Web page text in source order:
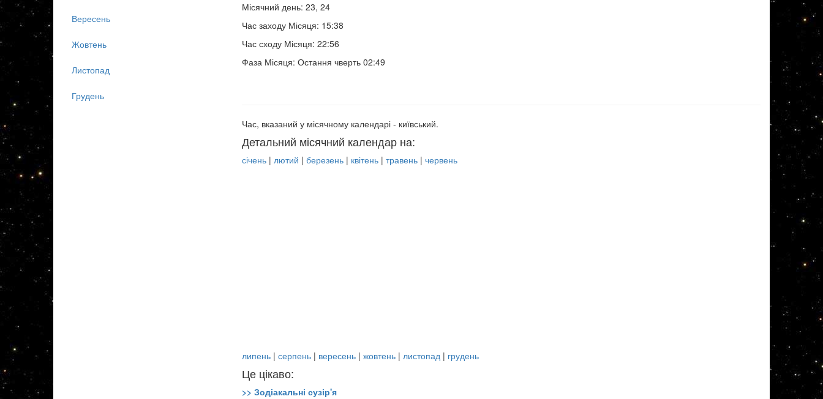
Місячний день: 23, 24
Час заходу Місяця: 15:38
Час сходу Місяця: 22:56
Фаза Місяця: Остання чверть 02:49
Час, вказаний у місячному календарі - київський.
Детальний місячний календар на:
січень| лютий | березень| квітень| травень| червень
липень| серпень| вересень| жовтень| листопад| грудень
Це цікаво:
>> Зодіакальні сузір'я
Вересень
Жовтень
Листопад
Грудень